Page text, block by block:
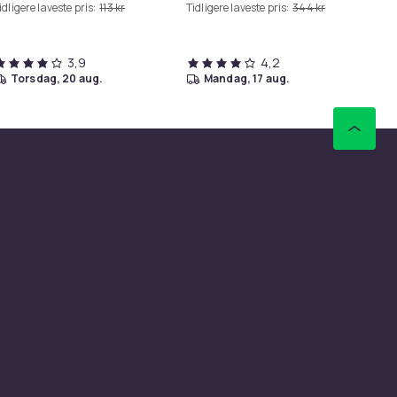
laveste pris: 113 kr
3,9
torsdag, 20 aug.
Tidligere laveste pris: 344 kr
4,2
mandag, 17 aug.